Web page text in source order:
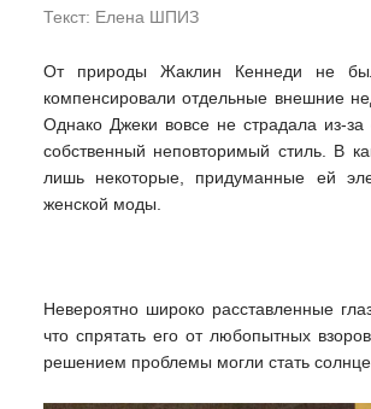
Текст: Елена ШПИЗ
От природы Жаклин Кеннеди не
компенсировали отдельные внешние
Однако Джеки вовсе не страдала из-
собственный неповторимый стиль. В
лишь некоторые, придуманные ей
женской моды.
Невероятно широко расставленные
что спрятать его от любопытных
решением проблемы могли стать